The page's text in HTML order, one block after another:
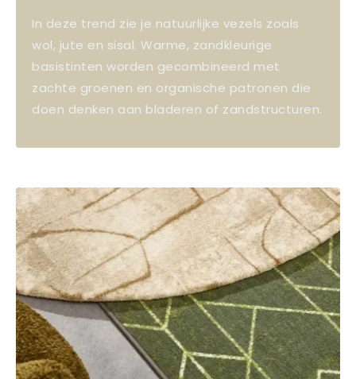
In deze trend zie je natuurlijke vezels zoals
wol, jute en sisal. Warme, zandkleurige
basistinten worden gecombineerd met
zachte groenen en organische patronen die
doen denken aan bladeren of zandstructuren.